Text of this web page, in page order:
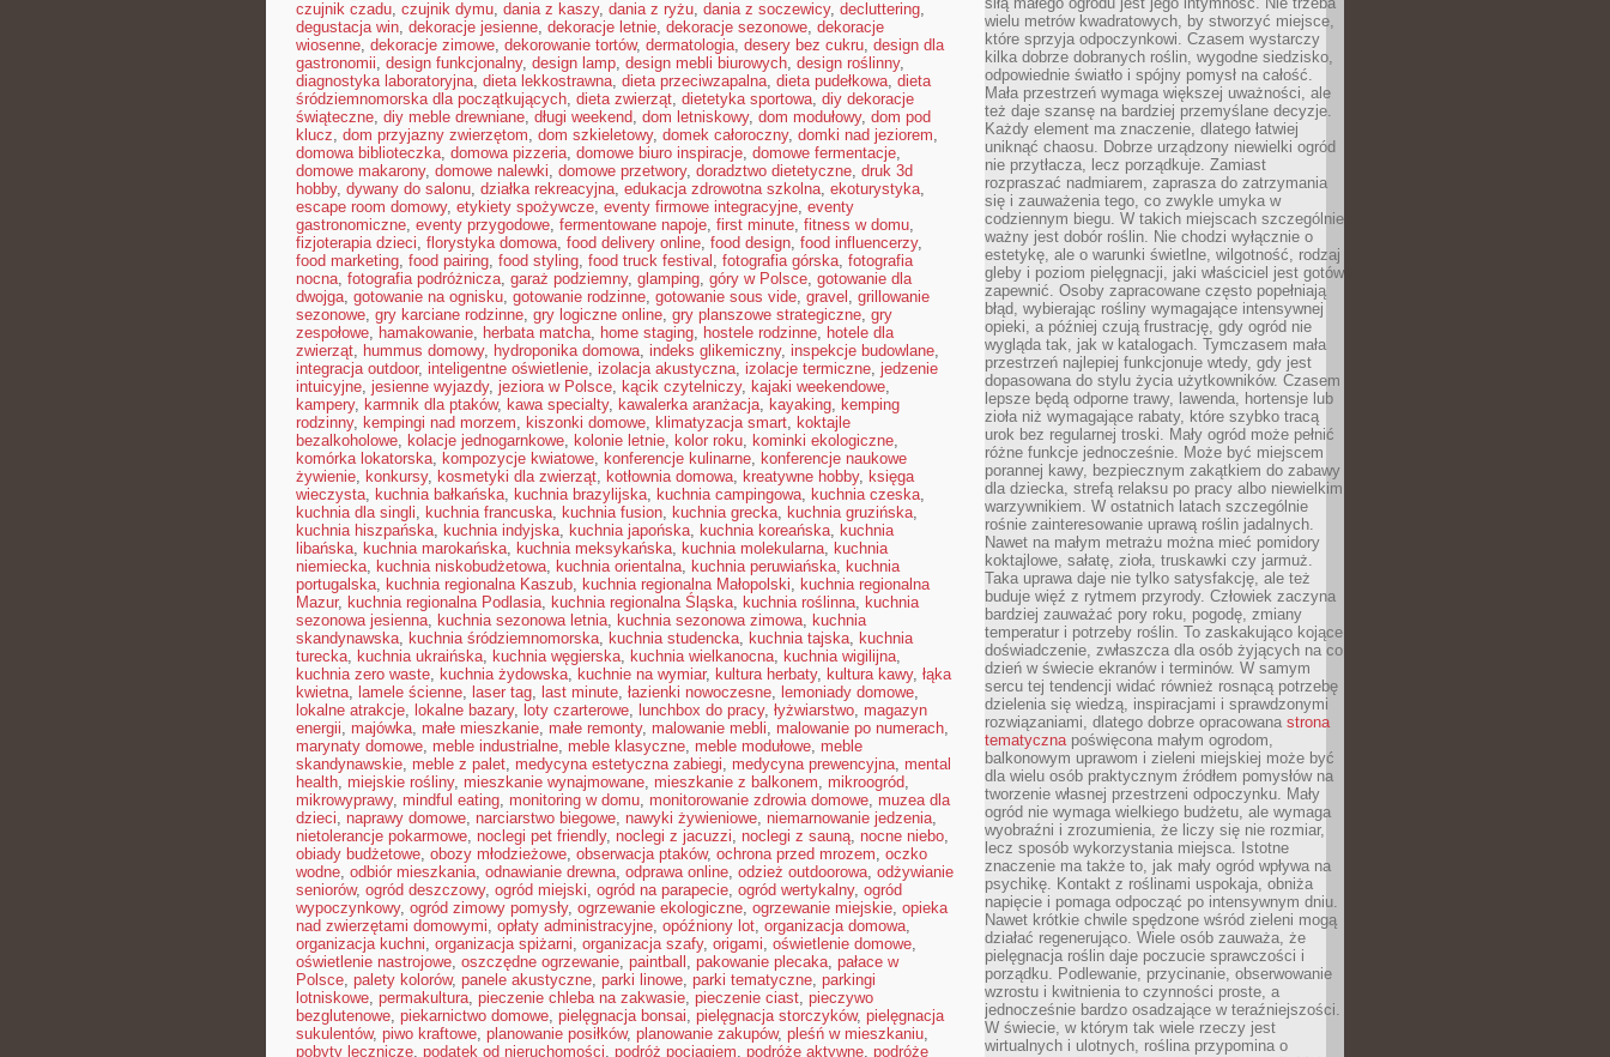
czujnik czadu, czujnik dymu, dania z kaszy, dania z ryżu, dania z soczewicy, decluttering,
degustacja win, dekoracje jesienne, dekoracje letnie, dekoracje sezonowe, dekoracje
wiosenne, dekoracje zimowe, dekorowanie tortów, dermatologia, desery bez cukru, design dla
gastronomii, design funkcjonalny, design lamp, design mebli biurowych, design roślinny,
diagnostyka laboratoryjna, dieta lekkostrawna, dieta przeciwzapalna, dieta pudełkowa, dieta
śródziemnomorska dla początkujących, dieta zwierząt, dietetyka sportowa, diy dekoracje
świąteczne, diy meble drewniane, długi weekend, dom letniskowy, dom modułowy, dom pod
klucz, dom przyjazny zwierzętom, dom szkieletowy, domek całoroczny, domki nad jeziorem,
domowa biblioteczka, domowa pizzeria, domowe biuro inspiracje, domowe fermentacje,
domowe makarony, domowe nalewki, domowe przetwory, doradztwo dietetyczne, druk 3d
hobby, dywany do salonu, działka rekreacyjna, edukacja zdrowotna szkolna, ekoturystyka,
escape room domowy, etykiety spożywcze, eventy firmowe integracyjne, eventy
gastronomiczne, eventy przygodowe, fermentowane napoje, first minute, fitness w domu,
fizjoterapia dzieci, florystyka domowa, food delivery online, food design, food influencerzy,
food marketing, food pairing, food styling, food truck festival , fotografia górska, fotografia
nocna, fotografia podróżnicza, garaż podziemny, glamping, góry w Polsce, gotowanie dla
dwojga, gotowanie na ognisku, gotowanie rodzinne, gotowanie sous vide, gravel , grillowanie
sezonowe, gry karciane rodzinne, gry logiczne online, gry planszowe strategiczne, gry
zespołowe, hamakowanie, herbata matcha, home staging, hostele rodzinne, hotele dla
zwierząt, hummus domowy, hydroponika domowa, indeks glikemiczny, inspekcje budowlane,
integracja outdoor, inteligentne oświetlenie, izolacja akustyczna, izolacje termiczne, jedzenie
intuicyjne, jesienne wyjazdy, jeziora w Polsce, kącik czytelniczy, kajaki weekendowe,
kampery, karmnik dla ptaków, kawa specialty, kawalerka aranżacja, kayaking, kemping
rodzinny, kempingi nad morzem, kiszonki domowe, klimatyzacja smart, koktajle
bezalkoholowe, kolacje jednogarnkowe, kolonie letnie, kolor roku, kominki ekologiczne,
komórka lokatorska, kompozycje kwiatowe, konferencje kulinarne, konferencje naukowe
żywienie, konkursy, kosmetyki dla zwierząt, kotłownia domowa, kreatywne hobby, księga
wieczysta, kuchnia bałkańska, kuchnia brazylijska, kuchnia campingowa, kuchnia czeska,
kuchnia dla singli, kuchnia francuska, kuchnia fusion, kuchnia grecka, kuchnia gruzińska,
kuchnia hiszpańska, kuchnia indyjska, kuchnia japońska, kuchnia koreańska, kuchnia
libańska, kuchnia marokańska, kuchnia meksykańska, kuchnia molekularna, kuchnia
niemiecka, kuchnia niskobudżetowa, kuchnia orientalna, kuchnia peruwiańska, kuchnia
portugalska, kuchnia regionalna Kaszub, kuchnia regionalna Małopolski, kuchnia regionalna
Mazur, kuchnia regionalna Podlasia, kuchnia regionalna Śląska, kuchnia roślinna, kuchnia
sezonowa jesienna, kuchnia sezonowa letnia, kuchnia sezonowa zimowa, kuchnia
skandynawska, kuchnia śródziemnomorska, kuchnia studencka, kuchnia tajska, kuchnia
turecka, kuchnia ukraińska, kuchnia węgierska, kuchnia wielkanocna, kuchnia wigilijna,
kuchnia zero waste, kuchnia żydowska, kuchnie na wymiar, kultura herbaty, kultura kawy, łąka
kwietna, lamele ścienne, laser tag, last minute, łazienki nowoczesne, lemoniady domowe,
lokalne atrakcje, lokalne bazary, loty czarterowe, lunchbox do pracy, łyżwiarstwo, magazyn
energii, majówka, małe mieszkanie, małe remonty, malowanie mebli, malowanie po numerach,
marynaty domowe, meble industrialne, meble klasyczne, meble modułowe, meble
skandynawskie, meble z palet, medycyna estetyczna zabiegi, medycyna prewencyjna, mental
health, miejskie rośliny, mieszkanie wynajmowane, mieszkanie z balkonem, mikroogród,
mikrowyprawy, mindful eating, monitoring w domu, monitorowanie zdrowia domowe, muzea dla
dzieci, naprawy domowe, narciarstwo biegowe, nawyki żywieniowe, niemarnowanie jedzenia,
nietolerancje pokarmowe, noclegi pet friendly, noclegi z jacuzzi, noclegi z sauną, nocne niebo,
obiady budżetowe, obozy młodzieżowe, obserwacja ptaków, ochrona przed mrozem, oczko
wodne, odbiór mieszkania, odnawianie drewna, odprawa online, odzież outdoorowa, odżywianie
seniorów, ogród deszczowy, ogród miejski, ogród na parapecie, ogród wertykalny, ogród
wypoczynkowy, ogród zimowy pomysły, ogrzewanie ekologiczne, ogrzewanie miejskie, opieka
nad zwierzętami domowymi, opłaty administracyjne, opóźniony lot, organizacja domowa,
organizacja kuchni, organizacja spiżarni, organizacja szafy, origami, oświetlenie domowe,
oświetlenie nastrojowe, oszczędne ogrzewanie, paintball , pakowanie plecaka, pałace w
Polsce, palety kolorów, panele akustyczne, parki linowe, parki tematyczne, parkingi
lotniskowe, permakultura, pieczenie chleba na zakwasie, pieczenie ciast, pieczywo
bezglutenowe, piekarnictwo domowe, pielęgnacja bonsai, pielęgnacja storczyków, pielęgnacja
sukulentów, piwo kraftowe, planowanie posiłków, planowanie zakupów, pleśń w mieszkaniu,
pobyty lecznicze, podatek od nieruchomości, podróż pociągiem, podróże aktywne, podróże
wielu metrów kwadratowych, by stworzyć miejsce,
które sprzyja odpoczynkowi. Czasem wystarczy
kilka dobrze dobranych roślin, wygodne siedzisko,
odpowiednie światło i spójny pomysł na całość.
Mała przestrzeń wymaga większej uważności, ale
też daje szansę na bardziej przemyślane decyzje.
Każdy element ma znaczenie, dlatego łatwiej
uniknąć chaosu. Dobrze urządzony niewielki ogród
nie przytłacza, lecz porządkuje. Zamiast
rozpraszać nadmiarem, zaprasza do zatrzymania
się i zauważenia tego, co zwykle umyka w
codziennym biegu. W takich miejscach szczególnie
ważny jest dobór roślin. Nie chodzi wyłącznie o
estetykę, ale o warunki świetlne, wilgotność, rodzaj
gleby i poziom pielęgnacji, jaki właściciel jest gotów
zapewnić. Osoby zapracowane często popełniają
błąd, wybierając rośliny wymagające intensywnej
opieki, a później czują frustrację, gdy ogród nie
wygląda tak, jak w katalogach. Tymczasem mała
przestrzeń najlepiej funkcjonuje wtedy, gdy jest
dopasowana do stylu życia użytkowników. Czasem
lepsze będą odporne trawy, lawenda, hortensje lub
zioła niż wymagające rabaty, które szybko tracą
urok bez regularnej troski. Mały ogród może pełnić
różne funkcje jednocześnie. Może być miejscem
porannej kawy, bezpiecznym zakątkiem do zabawy
dla dziecka, strefą relaksu po pracy albo niewielkim
warzywnikiem. W ostatnich latach szczególnie
rośnie zainteresowanie uprawą roślin jadalnych.
Nawet na małym metrażu można mieć pomidory
koktajlowe, sałatę, zioła, truskawki czy jarmuż.
Taka uprawa daje nie tylko satysfakcję, ale też
buduje więź z rytmem przyrody. Człowiek zaczyna
bardziej zauważać pory roku, pogodę, zmiany
temperatur i potrzeby roślin. To zaskakująco kojące
doświadczenie, zwłaszcza dla osób żyjących na co
dzień w świecie ekranów i terminów. W samym
sercu tej tendencji widać również rosnącą potrzebę
dzielenia się wiedzą, inspiracjami i sprawdzonymi
rozwiązaniami, dlatego dobrze opracowana strona
tematycznapoświęcona małym ogrodom,
balkonowym uprawom i zieleni miejskiej może być
dla wielu osób praktycznym źródłem pomysłów na
tworzenie własnej przestrzeni odpoczynku. Mały
ogród nie wymaga wielkiego budżetu, ale wymaga
wyobraźni i zrozumienia, że liczy się nie rozmiar,
lecz sposób wykorzystania miejsca. Istotne
znaczenie ma także to, jak mały ogród wpływa na
psychikę. Kontakt z roślinami uspokaja, obniża
napięcie i pomaga odpocząć po intensywnym dniu.
Nawet krótkie chwile spędzone wśród zieleni mogą
działać regenerująco. Wiele osób zauważa, że
pielęgnacja roślin daje poczucie sprawczości i
porządku. Podlewanie, przycinanie, obserwowanie
wzrostu i kwitnienia to czynności proste, a
jednocześnie bardzo osadzające w teraźniejszości.
W świecie, w którym tak wiele rzeczy jest
wirtualnych i ulotnych, roślina przypomina o